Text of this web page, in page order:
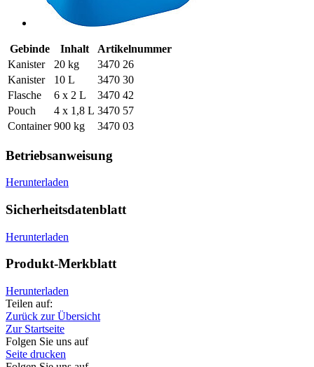
Gebinde Inhalt
Artikelnummer
Kanister
20 kg
3470 26
Kanister
10 L
3470 30
Flasche
6 x 2 L
3470 42
Pouch
4 x 1,8 L 3470 57
Container 900 kg 3470 03
Betriebsanweisung
Herunterladen
Sicherheitsdatenblatt
Herunterladen
Produkt-Merkblatt
Herunterladen
Teilen auf:
Zurück zur Übersicht
Zur Startseite
Folgen Sie uns auf
Seite drucken